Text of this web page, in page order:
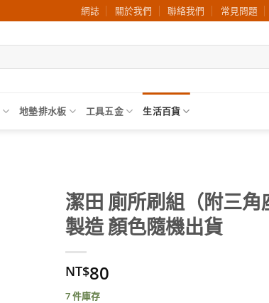
網誌 關於我們 聯絡我們 常見問題
地墊排水板 工具五金 生活百貨
潔田 廁所刷組（附三角
製造 顏色隨機出貨
NT$80
7 件庫存